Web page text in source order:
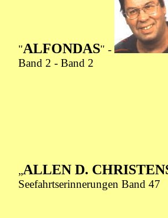
"ALFONDAS" -
Band 2 - Band 2
„ALLEN D.
Seefahrtserinnerungen Band 47